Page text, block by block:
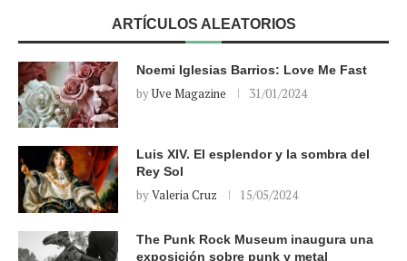
ARTÍCULOS ALEATORIOS
Noemi Iglesias Barrios: Love Me Fast
byUve Magazine 31/01/2024
Luis XIV. El esplendor y la sombra del
Rey Sol
byValeria Cruz 15/05/2024
The Punk Rock Museum inaugura una
exposición sobre punk y metal